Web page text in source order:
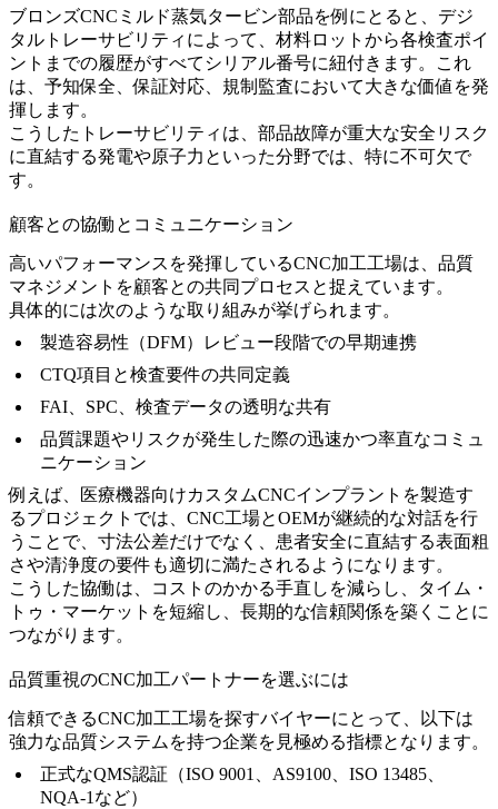
ブロンズCNCミルド蒸気タービン部品を例にとると、デジ
タルトレーサビリティによって、材料ロットから各検査ポイ
ントまでの履歴がすべてシリアル番号に紐付きます。これ
は、予知保全、保証対応、規制監査において大きな価値を発
揮します。
こうしたトレーサビリティは、部品故障が重大な安全リスク
に直結する発電や原子力 といった分野では、特に不可欠で
す。
顧客との協働とコミュニケーション
高いパフォーマンスを発揮しているCNC加工工場は、品質
マネジメントを顧客との共同プロセスと捉えています。
具体的には次のような取り組みが挙げられます。
製造容易性（DFM）レビュー段階での早期連携
CTQ項目と検査要件の共同定義
FAI、SPC、検査データの透明な共有
品質課題やリスクが発生した際の迅速かつ率直なコミュ
ニケーション
例えば、
医療機器向けカスタムCNCインプラント を製造す
るプロジェクトでは、CNC工場とOEMが継続的な対話を行
うことで、寸法公差だけでなく、患者安全に直結する表面粗
さや清浄度の要件も適切に満たされるようになります。
こうした協働は、コストのかかる手直しを減らし、タイム・
トゥ・マーケットを短縮し、長期的な信頼関係を築くことに
つながります。
品質重視のCNC加工パートナーを選ぶには
信頼できるCNC加工工場を探すバイヤーにとって、以下は
強力な品質システムを持つ企業を見極める指標となります。
正式なQMS認証（ISO 9001、AS9100、ISO 13485、
NQA-1など）